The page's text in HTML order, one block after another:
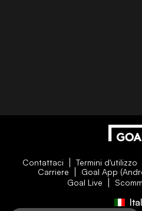
Contattaci Termini d'utilizzo
Carriere
Goal App
Goal Live